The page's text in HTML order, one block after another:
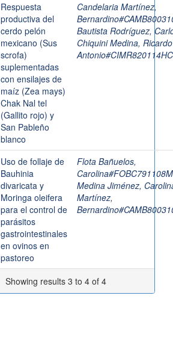
Respuesta
productiva del
cerdo pelón
mexicano (Sus
scrofa)
suplementadas
con ensilajes de
maíz (Zea mays)
Chak Nal tel
(Gallito rojo) y
San Pableño
blanco
Candelaria Martínez,
Bautista Rodríguez,
Chiquini Medina, Ricardo
Uso de follaje de
Bauhinia
divaricata y
Moringa oleifera
para el control de
parásitos
gastrointestinales
en ovinos en
pastoreo
Flota Bañuelos,
Medina Jiménez,
Martínez,
Showing results 3 to 4 of 4